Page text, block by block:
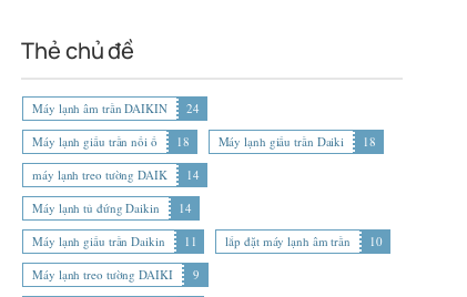
Thẻ chủ đề
Máy lạnh âm trần DAIKIN
24
Máy lạnh giấu trần nối ố
18 Máy lạnh giấu trần Daiki
18
máy lạnh treo tường DAIK
14
Máy lạnh tủ đứng Daikin
14
Máy lạnh giấu trần Daikin
11 lắp đặt máy lạnh âm trần
10
Máy lạnh treo tường DAIKI
9